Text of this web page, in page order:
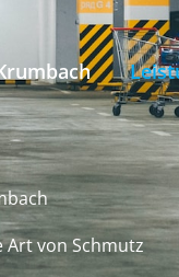
Art von Schmutz